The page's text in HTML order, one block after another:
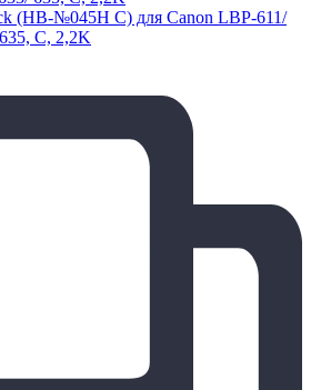
(HB-№045H C) для Canon LBP-611/
C, 2,2K